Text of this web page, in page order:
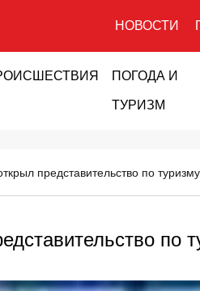
НОВОСТИ
ПОГОДА И
ТУРИЗМ
представительство по
по